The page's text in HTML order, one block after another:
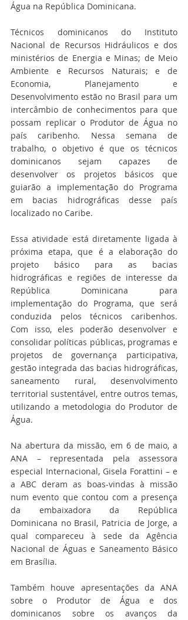
Água na República Dominicana.
Técnicos dominicanos do Instituto
Nacional de Recursos Hidráulicos e dos
ministérios de Energia e Minas; de Meio
Ambiente e Recursos Naturais; e de
Economia, Planejamento e
Desenvolvimento estão no Brasil para um
intercâmbio de conhecimentos para que
possam replicar o Produtor de Água no
país caribenho. Nessa semana de
trabalho, o objetivo é que os técnicos
dominicanos sejam capazes de
desenvolver os projetos básicos que
guiarão a implementação do Programa
em bacias hidrográficas desse país
localizado no Caribe.
Essa atividade está diretamente ligada à
próxima etapa, que é a elaboração do
projeto básico para as bacias
hidrográficas e regiões de interesse da
República Dominicana para
implementação do Programa, que será
conduzida pelos técnicos caribenhos.
Com isso, eles poderão desenvolver e
consolidar políticas públicas, programas e
projetos de governança participativa,
gestão integrada das bacias hidrográficas,
saneamento rural, desenvolvimento
territorial sustentável, entre outros temas,
utilizando a metodologia do Produtor de
Água.
Na abertura da missão, em 6 de maio, a
ANA – representada pela assessora
especial Internacional, Gisela Forattini – e
a ABC deram as boas-vindas à missão
num evento que contou com a presença
da embaixadora da República
Dominicana no Brasil, Patricia de Jorge, a
qual compareceu à sede da Agência
Nacional de Águas e Saneamento Básico
em Brasília.
Também houve apresentações da ANA
sobre o Produtor de Água e dos
dominicanos sobre os avanços da